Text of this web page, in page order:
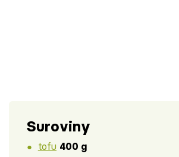
Suroviny
tofu 400 g